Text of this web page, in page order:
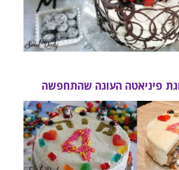
פיניאטה העוגה שהתחפשה